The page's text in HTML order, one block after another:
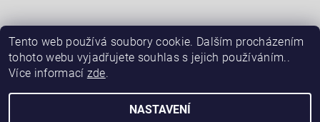
Tento web používá soubory cookie. Dalším procházením
tohoto webu vyjadřujete souhlas s jejich používáním..
Více informací zde.
NASTAVENÍ